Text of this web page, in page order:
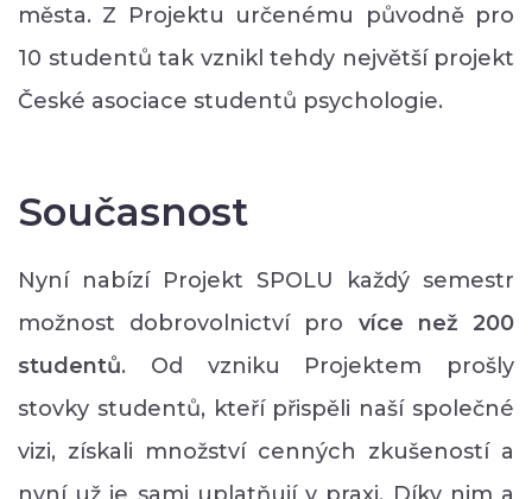
města. Z Projektu určenému původně pro
10 studentů tak vznikl tehdy největší projekt
České asociace studentů psychologie.
Současnost
Nyní nabízí Projekt SPOLU každý semestr
možnost dobrovolnictví pro více než 200
studentů. Od vzniku Projektem prošly
stovky studentů, kteří přispěli naší společné
vizi, získali množství cenných zkušeností a